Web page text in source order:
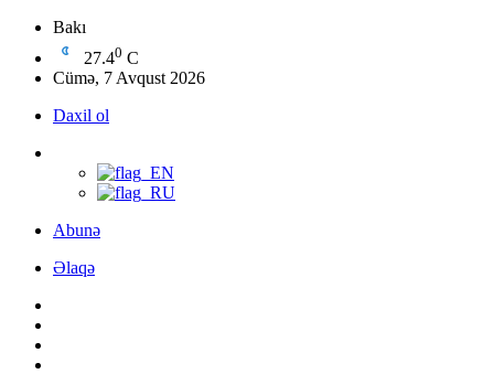
Bakı
27.40 C
Cümə, 7 Avqust 2026
Daxil ol
Abunə
Əlaqə